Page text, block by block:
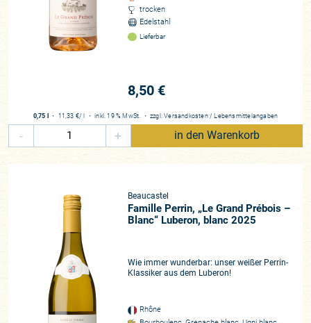
trocken
Edelstahl
Lieferbar
8,50 €
0,75 l ・ 11,33 €/ l ・inkl. 19 % MwSt. ・ zzgl.Versandkosten / Lebensmittelangaben
- + in den Warenkorb
Beaucastel
Famille Perrin, „Le Grand Prébois –
Blanc“ Luberon, blanc 2025
Wie immer wunderbar: unser weißer Perrin-
Klassiker aus dem Luberon!
Rhône